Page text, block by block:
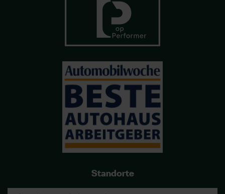
Standorte